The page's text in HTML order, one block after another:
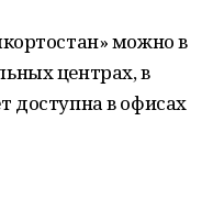
можно в
центрах, в
доступна в офисах